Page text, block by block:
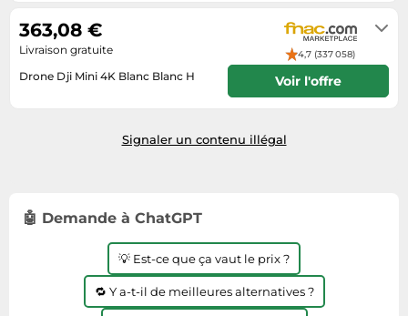
Réfrigérateurs
Smartphones
Sèche-linge
Tondeuses cheveux & barbe
Télévision & vidéo
Électroménager
Drone Dji Mini 4K Blanc Blanc H
4,7 (337 058)
363,08 €
Livraison gratuite
Voir l'offre
Signaler un contenu illégal
🤖 Demande à ChatGPT
💡 Est-ce que ça vaut le prix ?
🔁 Y a-t-il de meilleures alternatives ?